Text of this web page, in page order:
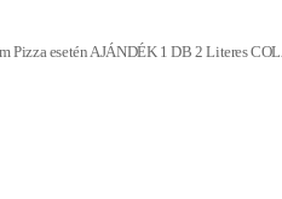
esetén AJÁNDÉK 1 DB 2 Literes